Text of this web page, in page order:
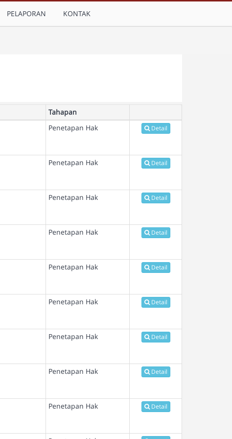
PELAPORAN KONTAK
Tahapan
Penetapan Hak Detail
Penetapan Hak Detail
Penetapan Hak Detail
Penetapan Hak Detail
Penetapan Hak Detail
Penetapan Hak Detail
Penetapan Hak Detail
Penetapan Hak Detail
Penetapan Hak Detail